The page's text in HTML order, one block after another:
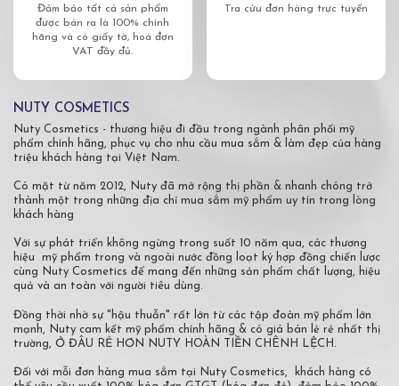
Đảm bảo tất cả sản phẩm
được bán ra là 100% chính
hãng và có giấy tờ, hoá đơn
VAT đầy đủ.
Tra cứu đơn hàng trực tuyến
NUTY COSMETICS
Nuty Cosmetics - thương hiệu đi đầu trong ngành phân phối mỹ
phẩm chính hãng, phục vụ cho nhu cầu mua sắm & làm đẹp của hàng
triệu khách hàng tại Việt Nam.
Có mặt từ năm 2012, Nuty đã mở rộng thị phần & nhanh chóng trở
thành một trong những địa chỉ mua sắm mỹ phẩm uy tín trong lòng
khách hàng
Với sự phát triển không ngừng trong suốt 10 năm qua, các thương
hiệu mỹ phẩm trong và ngoài nước đồng loạt ký hợp đồng chiến lược
cùng Nuty Cosmetics để mang đến những sản phẩm chất lượng, hiệu
quả và an toàn với người tiêu dùng.
Đồng thời nhờ sự "hậu thuẫn" rất lớn từ các tập đoàn mỹ phẩm lớn
mạnh, Nuty cam kết mỹ phẩm chính hãng & có giá bán lẻ rẻ nhất thị
trường, Ở ĐÂU RẺ HƠN NUTY HOÀN TIỀN CHÊNH LỆCH.
Đối với mỗi đơn hàng mua sắm tại Nuty Cosmetics, khách hàng có